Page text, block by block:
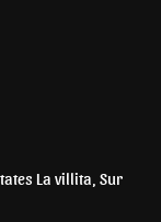
La villita, Sur